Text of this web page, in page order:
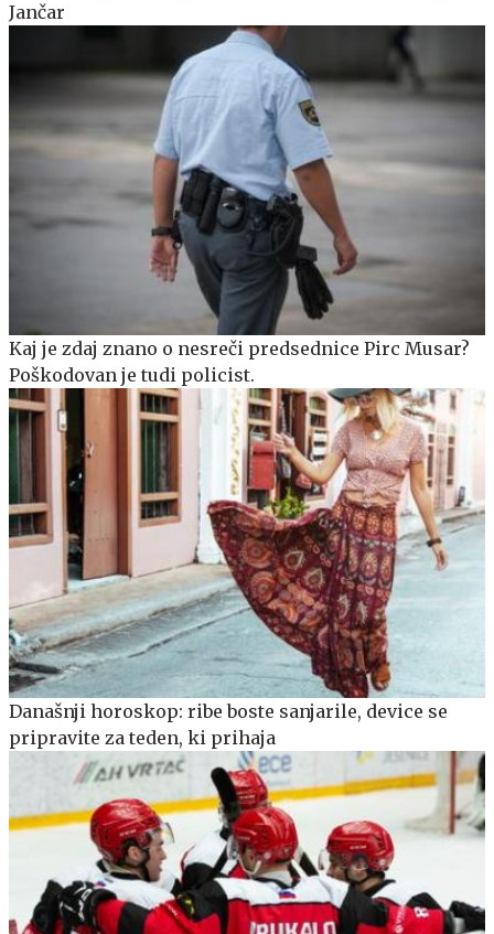
Jančar
Kaj je zdaj znano o nesreči predsednice Pirc Musar?
Poškodovan je tudi policist.
Današnji horoskop: ribe boste sanjarile, device se
pripravite za teden, ki prihaja